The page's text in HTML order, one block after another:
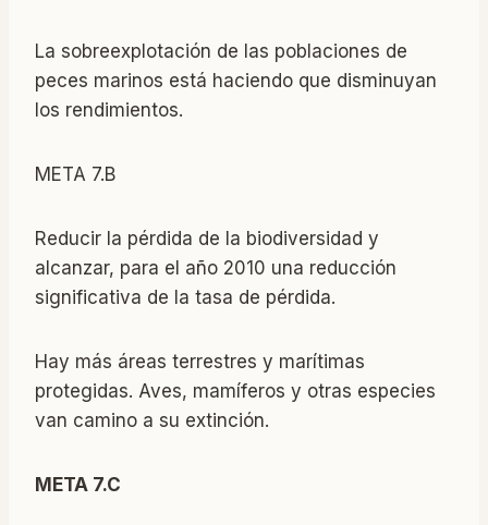
La sobreexplotación de las poblaciones de
peces marinos está haciendo que disminuyan
los rendimientos.
META 7.B
Reducir la pérdida de la biodiversidad y
alcanzar, para el año 2010 una reducción
significativa de la tasa de pérdida.
Hay más áreas terrestres y marítimas
protegidas. Aves, mamíferos y otras especies
van camino a su extinción.
META 7.C